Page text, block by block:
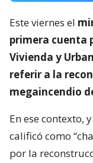
Este viernes el
primera cuenta
Vivienda y
referir a la
megaincendio
En ese contexto,
calificó como
por la